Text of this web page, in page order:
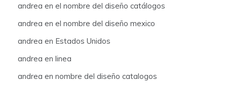
andrea en el nombre del diseño catálogos
andrea en el nombre del diseño mexico
andrea en Estados Unidos
andrea en linea
andrea en nombre del diseño catalogos